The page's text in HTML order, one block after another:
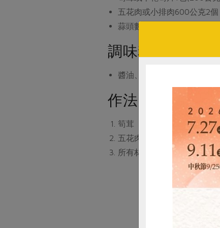
五花肉或小排肉600公克2個
蒜頭數顆
調味料
醬油、冰糖、米酒
作法
筍茸（或半乾筍片）抓洗三
五花肉切塊油炸或煸炒至表
所有材料、調味料放入煮鍋